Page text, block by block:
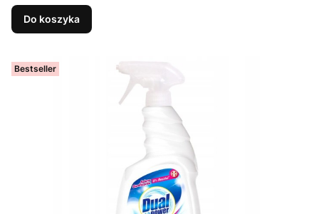
Do koszyka
Bestseller